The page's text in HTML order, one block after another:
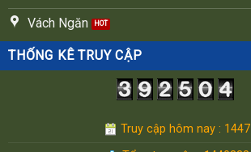
Vách Ngăn
THỐNG KÊ TRUY CẬP
Truy cập hôm nay : 1447